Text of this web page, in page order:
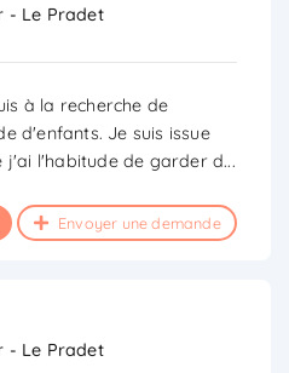
- Le Pradet
à la recherche de
d'enfants. Je suis issue
j'ai l'habitude de garder d...
Envoyer une demande
- Le Pradet